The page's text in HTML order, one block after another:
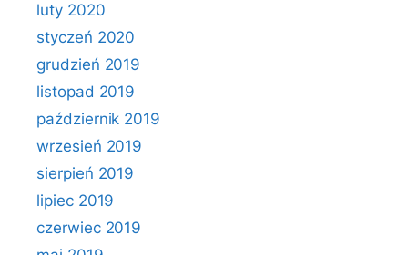
luty 2020
styczeń 2020
grudzień 2019
listopad 2019
październik 2019
wrzesień 2019
sierpień 2019
lipiec 2019
czerwiec 2019